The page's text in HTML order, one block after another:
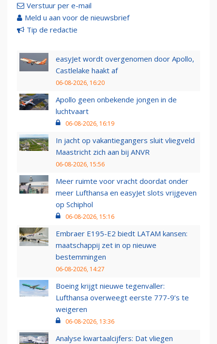
Verstuur per e-mail
Meld u aan voor de nieuwsbrief
Tip de redactie
easyJet wordt overgenomen door Apollo,
Castlelake haakt af
06-08-2026, 16:20
Apollo geen onbekende jongen in de
luchtvaart
06-08-2026, 16:19
In jacht op vakantiegangers sluit vliegveld
Maastricht zich aan bij ANVR
06-08-2026, 15:56
Meer ruimte voor vracht doordat onder
meer Lufthansa en easyJet slots vrijgeven
op Schiphol
06-08-2026, 15:16
Embraer E195-E2 biedt LATAM kansen:
maatschappij zet in op nieuwe
bestemmingen
06-08-2026, 14:27
Boeing krijgt nieuwe tegenvaller:
Lufthansa overweegt eerste 777-9’s te
weigeren
06-08-2026, 13:36
Analyse kwartaalcijfers: Dat vliegen